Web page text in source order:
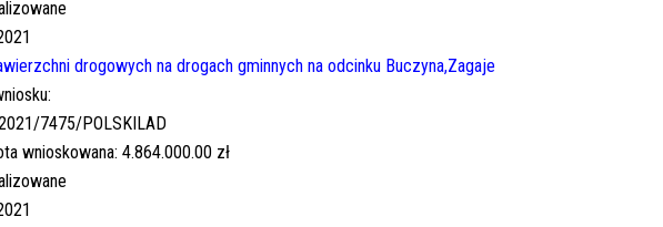
POLSKILAD
drogowych na drogach gminnych na odcinku Buczyna,Zagaje
7475/POLSKILAD
wnioskowana: 4.864.000.00 zł